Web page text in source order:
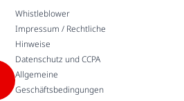
Whistleblower
Impressum / Rechtliche
Hinweise
Datenschutz und CCPA
Allgemeine
Geschäftsbedingungen